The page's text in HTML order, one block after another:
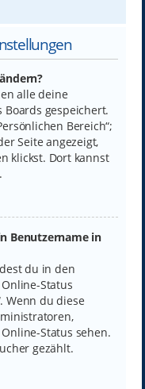
alle deine
gespeichert.
Bereich“;
Seite angezeigt,
klickst. Dort kannst
Benutzername in
du in den
Status
Wenn du diese
Status sehen.
gezählt.